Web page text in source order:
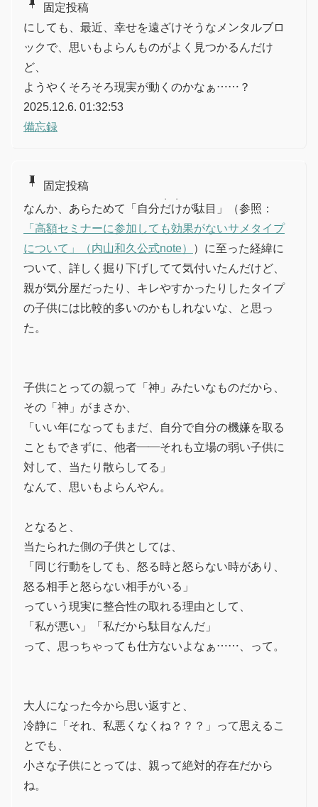
固定投稿
にしても、最近、幸せを遠ざけそうなメンタルブロ
ックで、思いもよらんものがよく見つかるんだけ
ど、
ようやくそろそろ現実が動くのかなぁ……？
2025.12.6. 01:32:53
備忘録
push_pin
固定投稿
なんか、あらためて「自分だ
・
け
・
が駄目」（参照：
「高額セミナーに参加しても効果がないサメタイプ
について」（内山和久公式note）
）に至った経緯に
ついて、詳しく掘り下げしてて気付いたんだけど、
親が気分屋だったり、キレやすかったりしたタイプ
の子供には比較的多いのかもしれないな、と思っ
た。
子供にとっての親って「神」みたいなものだから、
その「神」がまさか、
「いい年になってもまだ、自分で自分の機嫌を取る
こともできずに、他者――それも立場の弱い子供に
対して、当たり散らしてる」
なんて、思いもよらんやん。
となると、
当たられた側の子供としては、
「同じ行動をしても、怒る時と怒らない時があり、
怒る相手と怒らない相手がいる」
っていう現実に整合性の取れる理由として、
「私が悪い」「私だから駄目なんだ」
って、思っちゃっても仕方ないよなぁ……、って。
大人になった今から思い返すと、
冷静に「それ、私悪くなくね？？？」って思えるこ
とでも、
小さな子供にとっては、親って絶対的存在だから
ね。